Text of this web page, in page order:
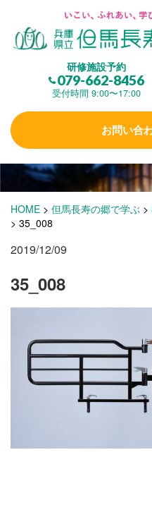
研修施設予約
079-662-8456
受付時間 9:00〜17:00
お問い合
但馬長寿の郷とは
(研修施設)
楽しむ
学 ぶ(健康福祉)
泊まる(宿泊)
アクセス
HOME > 但馬長寿の郷で学ぶ >
> 35_008
2019/12/09
35_008